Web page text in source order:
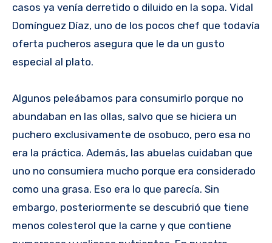
casos ya venía derretido o diluido en la sopa. Vidal
Domínguez Díaz, uno de los pocos chef que todavía
oferta pucheros asegura que le da un gusto
especial al plato.
Algunos peleábamos para consumirlo porque no
abundaban en las ollas, salvo que se hiciera un
puchero exclusivamente de osobuco, pero esa no
era la práctica. Además, las abuelas cuidaban que
uno no consumiera mucho porque era considerado
como una grasa. Eso era lo que parecía. Sin
embargo, posteriormente se descubrió que tiene
menos colesterol que la carne y que contiene